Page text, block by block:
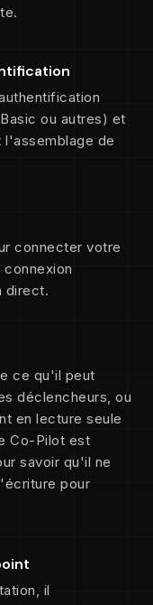
ou autres) et
l'assemblage de
connecter votre
direct.
ce qu'il peut
déclencheurs, ou
en lecture seule
Co-Pilot est
savoir qu'il ne
pour
il